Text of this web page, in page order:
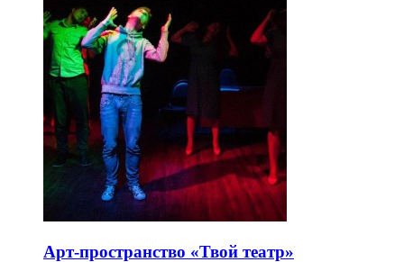
Арт-пространство «Твой театр»